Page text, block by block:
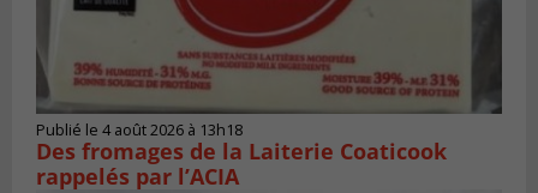
Publié le 4 août 2026 à 13h18
Des fromages de la Laiterie Coaticook
rappelés par l’ACIA